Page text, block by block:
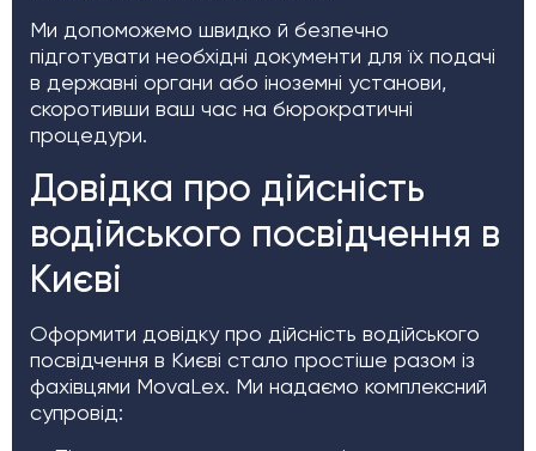
Ми допоможемо швидко й безпечно
підготувати необхідні документи для їх подачі
в державні органи або іноземні установи,
скоротивши ваш час на бюрократичні
процедури.
Довідка про дійсність
водійського посвідчення в
Києві
Оформити довідку про дійсність водійського
посвідчення в Києві стало простіше разом із
фахівцями MovaLex. Ми надаємо комплексний
супровід: